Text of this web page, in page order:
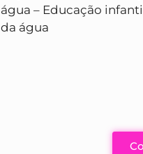
água – Educação
da água